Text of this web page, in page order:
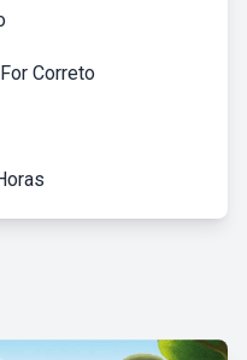
Correto